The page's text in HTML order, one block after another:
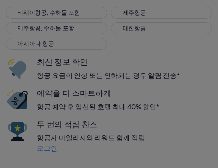
티웨이항공, 수하물 포함
티웨이항공, 수하물 포함 제주항공
제주항공
제주항공, 수하물 포함
제주항공, 수하물 포함 대한항공
대한항공
아시아나 항공
아시아나 항공
최신 정보 확인
항공 요금이 인상 또는 인하되는 경우 알림 전송*
예약을 더 스마트하게
항공 예약 후 엄선된 호텔 최대 40% 할인*
두 번의 적립 찬스
항공사 마일리지와 리워드 함께 적립
로그인